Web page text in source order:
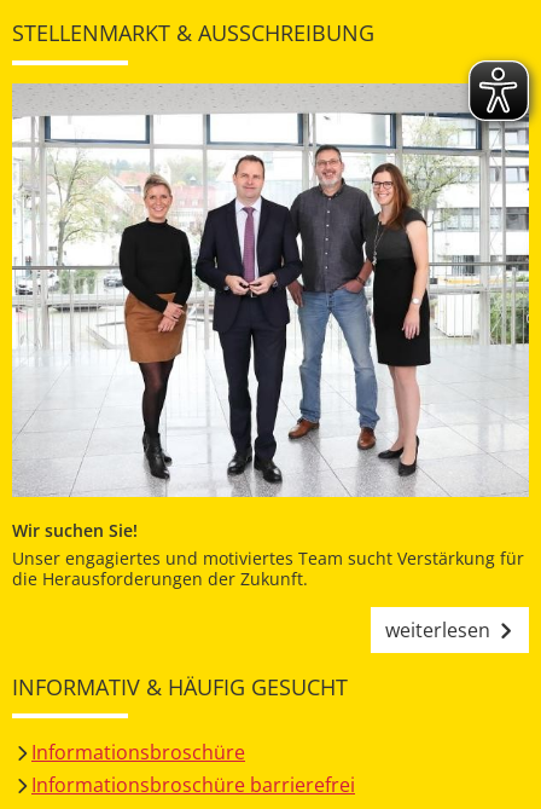
STELLENMARKT & AUSSCHREIBUNG
Wir suchen Sie!
Unser engagiertes und motiviertes Team sucht Verstärkung für
die Herausforderungen der Zukunft.
weiterlesen
INFORMATIV & HÄUFIG GESUCHT
Informationsbroschüre
Informationsbroschüre barrierefrei